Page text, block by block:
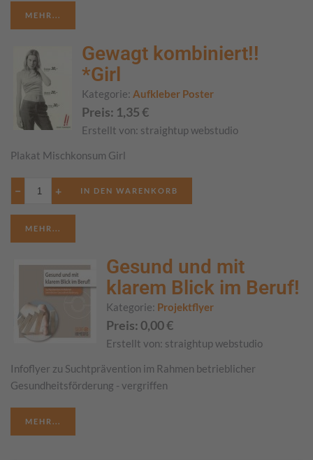
MEHR...
Gewagt kombiniert!!
*Girl
Kategorie: Aufkleber Poster
Preis: 1,35€
Erstellt von: straightup webstudio
Plakat Mischkonsum Girl
− +
MEHR...
Gesund und mit
klarem Blick im Beruf!
Kategorie: Projektflyer
Preis: 0,00€
Erstellt von: straightup webstudio
Infoflyer zu Suchtprävention im Rahmen betrieblicher
Gesundheitsförderung - vergriffen
MEHR...